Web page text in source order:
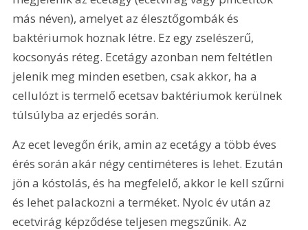
más néven), amelyet az élesztőgombák és
baktériumok hoznak létre. Ez egy zselészerű,
kocsonyás réteg. Ecetágy azonban nem feltétlen
jelenik meg minden esetben, csak akkor, ha a
cellulózt is termelő ecetsav baktériumok kerülnek
túlsúlyba az erjedés során.
Az ecet levegőn érik, amin az ecetágy a több éves
érés során akár négy centiméteres is lehet. Ezután
jön a kóstolás, és ha megfelelő, akkor le kell szűrni
és lehet palackozni a terméket. Nyolc év után az
ecetvirág képződése teljesen megszűnik. Az